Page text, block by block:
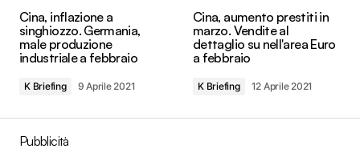
Cina, inflazione a
singhiozzo. Germania,
male produzione
industriale a febbraio
K Briefing 9 Aprile 2021
Cina, aumento prestiti in
marzo. Vendite al
dettaglio su nell'area Euro
a febbraio
K Briefing 12 Aprile 2021
Pubblicità